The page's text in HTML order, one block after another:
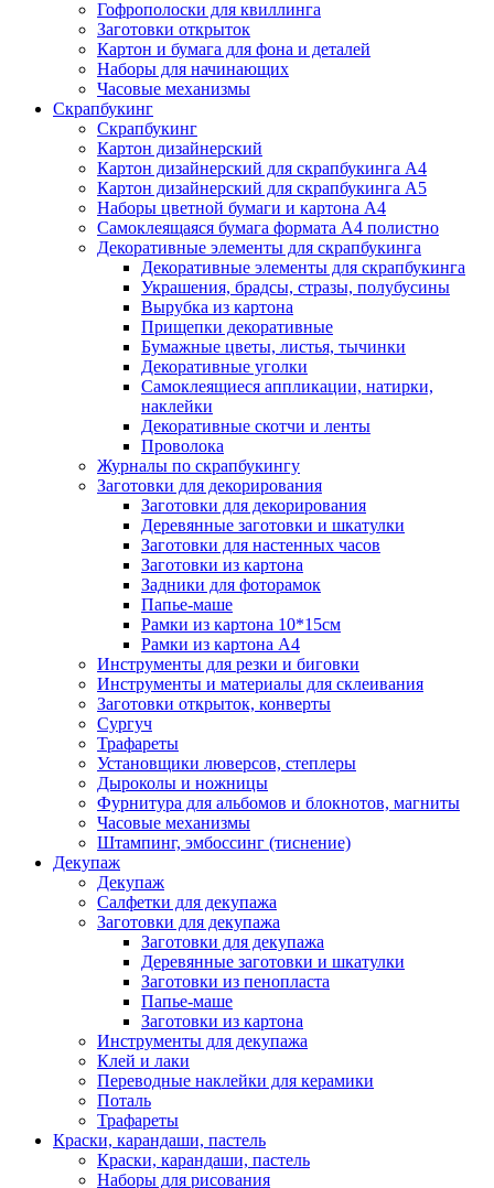
Гофрополоски для квиллинга
Заготовки открыток
Картон и бумага для фона и деталей
Наборы для начинающих
Часовые механизмы
Скрапбукинг
Скрапбукинг
Картон дизайнерский
Картон дизайнерский для скрапбукинга А4
Картон дизайнерский для скрапбукинга А5
Наборы цветной бумаги и картона А4
Самоклеящаяся бумага формата А4 полистно
Декоративные элементы для скрапбукинга
Декоративные элементы для скрапбукинга
Украшения, брадсы, стразы, полубусины
Вырубка из картона
Прищепки декоративные
Бумажные цветы, листья, тычинки
Декоративные уголки
Самоклеящиеся аппликации, натирки,
наклейки
Декоративные скотчи и ленты
Проволока
Журналы по скрапбукингу
Заготовки для декорирования
Заготовки для декорирования
Деревянные заготовки и шкатулки
Заготовки для настенных часов
Заготовки из картона
Задники для фоторамок
Папье-маше
Рамки из картона 10*15см
Рамки из картона А4
Инструменты для резки и биговки
Инструменты и материалы для склеивания
Заготовки открыток, конверты
Сургуч
Трафареты
Установщики люверсов, степлеры
Дыроколы и ножницы
Фурнитура для альбомов и блокнотов, магниты
Часовые механизмы
Штампинг, эмбоссинг (тиснение)
Декупаж
Декупаж
Салфетки для декупажа
Заготовки для декупажа
Заготовки для декупажа
Деревянные заготовки и шкатулки
Заготовки из пенопласта
Папье-маше
Заготовки из картона
Инструменты для декупажа
Клей и лаки
Переводные наклейки для керамики
Поталь
Трафареты
Краски, карандаши, пастель
Краски, карандаши, пастель
Наборы для рисования